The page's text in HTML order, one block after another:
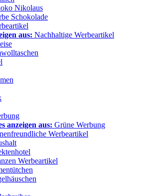
Nikolaus
Schokolade
aus: Nachhaltige Werbeartikel
anzeigen aus: Grüne Werbung
Werbeartikel
Werbeartikel